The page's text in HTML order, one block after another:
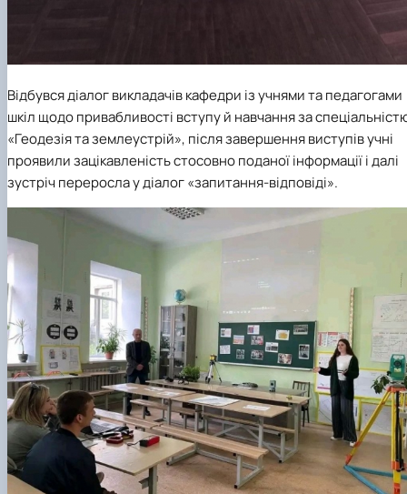
Відбувся діалог викладачів кафедри із учнями та педагогами
шкіл щодо привабливості вступу й навчання за
«Геодезія та землеустрій», після завершення виступів учні
проявили зацікавленість стосовно поданої інформації і далі
зустріч переросла у діалог «запитання-відповіді».